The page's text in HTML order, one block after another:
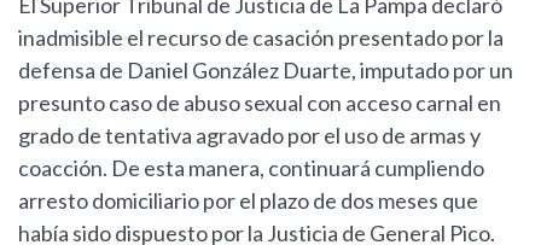
El Superior Tribunal de Justicia de La Pampa declaró
inadmisible el recurso de casación presentado por la
defensa de Daniel González Duarte, imputado por un
presunto caso de abuso sexual con acceso carnal en
grado de tentativa agravado por el uso de armas y
coacción. De esta manera, continuará cumpliendo
arresto domiciliario por el plazo de dos meses que
había sido dispuesto por la Justicia de General Pico.